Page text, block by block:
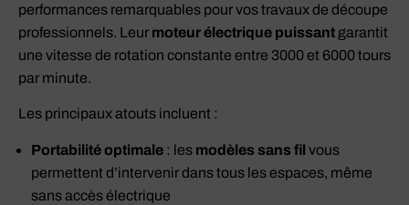
performances remarquables pour vos travaux de découpe
professionnels. Leur moteur électrique puissant garantit
une vitesse de rotation constante entre 3000 et 6000 tours
par minute.
Les principaux atouts incluent :
Portabilité optimale : les modèles sans fil vous
permettent d’intervenir dans tous les espaces, même
sans accès électrique